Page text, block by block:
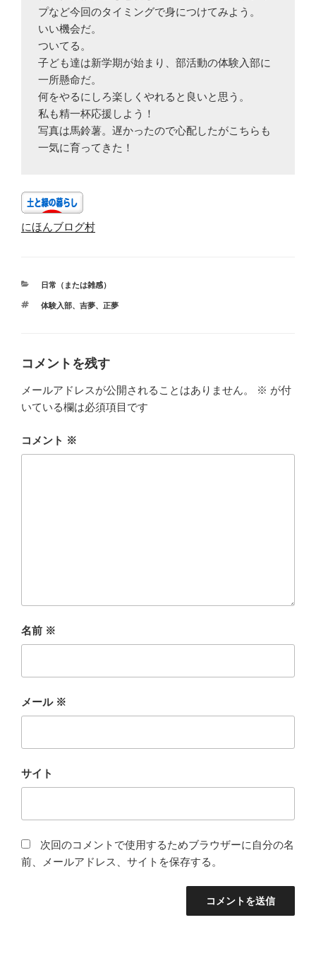
プなど今回のタイミングで身につけてみよう。
いい機会だ。
ついてる。
子ども達は新学期が始まり、部活動の体験入部に
一所懸命だ。
何をやるにしろ楽しくやれると良いと思う。
私も精一杯応援しよう！
写真は馬鈴薯。遅かったので心配したがこちらも
一気に育ってきた！
にほんブログ村
カ
ゴ
日常（または雑感）
タ
体験入部、 吉夢、 正夢
コメントを残す
メールアドレスが公開されることはありません。 ※ が付
いている欄は必須項目です
コメント ※
名前 ※
メール ※
サイト
次回のコメントで使用するためブラウザーに自分の名
前、メールアドレス、サイトを保存する。